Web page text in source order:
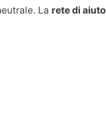
La rete di aiuto